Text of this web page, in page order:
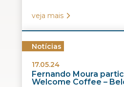
veja mais
Notícias
17.05.24
Fernando Moura
Welcome Coffee –